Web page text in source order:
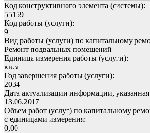
Код конструктивного элемента (системы):
55159
Код работы (услуги):
9
Вид работы (услуги) по капитальному
Ремонт подвальных помещений
Единица измерения работы (услуги):
кв.м
Год завершения работы (услуги):
2034
Дата актуализации информации, указанная
13.06.2017
Объем работ (услуг) по капитальному
с единицами измерения:
0,00